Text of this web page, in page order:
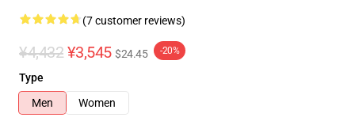
(7 customer reviews)
¥4,432 ¥3,545 $24.45 -20%
Type
Men
Women